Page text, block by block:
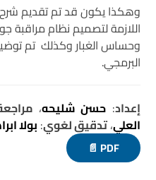
وهكذا يكون قد تم تقديم
اللازمة لتصميم نظام مراقبة
وحساس الغبار وكذلك تم
البرمجي.
إعداد: حسن شليحه،
العلي،تدقيق لغوي: بولا
PDF 📄